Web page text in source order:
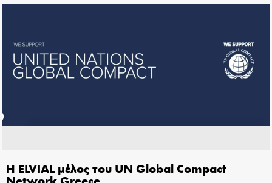
Η ELVIAL μέλος του UN Global Compact
Network Greece